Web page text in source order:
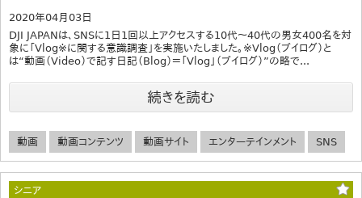
2020年04月03日
DJI JAPANは、SNSに1日1回以上アクセスする10代～40代の男女400名を対
象に「Vlog※に関する意識調査」を実施いたしました。※Vlog（ブイログ）と
は“動画（Video）で記す日記（Blog）＝「Vlog」（ブイログ）”の略で...
続きを読む
動画 動画コンテンツ 動画サイト エンターテインメント SNS
シニア